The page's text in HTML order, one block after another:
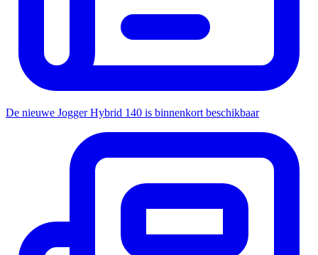
De nieuwe Jogger Hybrid 140 is binnenkort beschikbaar